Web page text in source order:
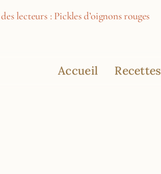
lecteurs : Pickles d’oignons rouges
Accueil Recettes